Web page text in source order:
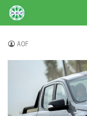
SkipBRPAUTO.COM
AOF